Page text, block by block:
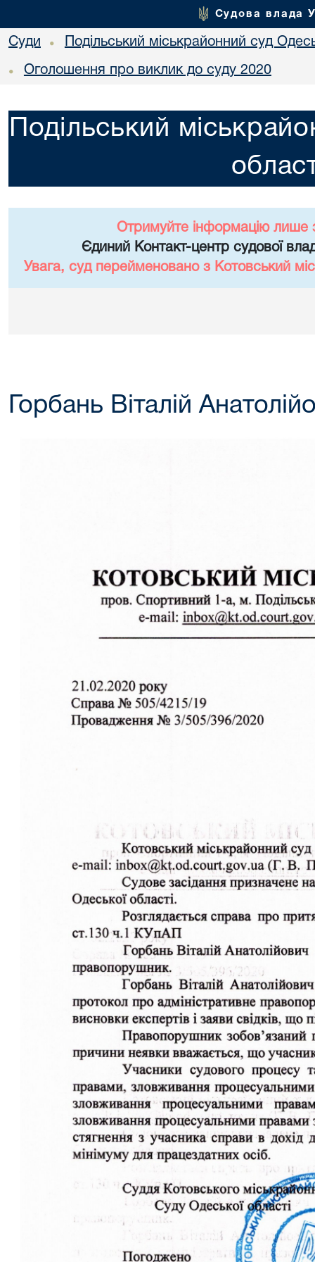
Судова влада
Суди • Подільський міськрайонний суд
• Оголошення про виклик до суду 2020
Подільський
Отримуйте інформацію лише
Єдиний Контакт-центр судової
Увага, суд перейменовано з Котовський
Горбань Віталій